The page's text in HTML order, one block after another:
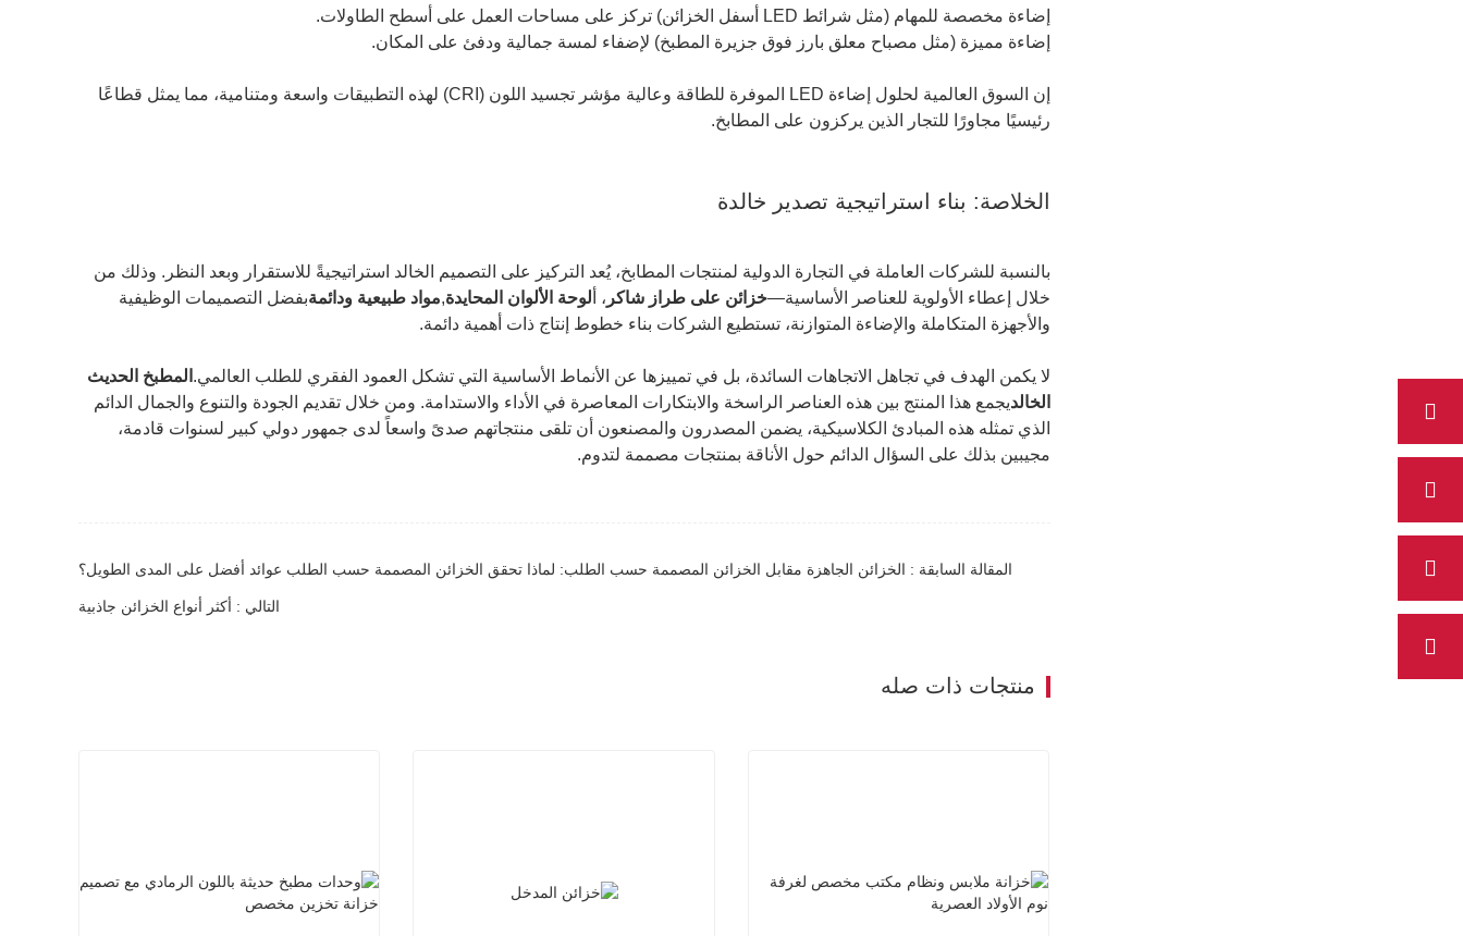
إضاءة مخصصة للمهام (مثل شرائط LED أسفل الخزائن) تركز على مساحات العمل على أسطح الطاولات.
إضاءة مميزة (مثل مصباح معلق بارز فوق جزيرة المطبخ) لإضفاء لمسة جمالية ودفئ على المكان.
إن السوق العالمية لحلول إضاءة LED الموفرة للطاقة وعالية مؤشر تجسيد اللون (CRI) لهذه التطبيقات واسعة ومتنامية، مما يمثل قطاعًا
رئيسيًا مجاورًا للتجار الذين يركزون على المطابخ.
الخلاصة: بناء استراتيجية تصدير خالدة
بالنسبة للشركات العاملة في التجارة الدولية لمنتجات المطابخ، يُعد التركيز على التصميم الخالد استراتيجيةً للاستقرار وبعد النظر. وذلك من
خلال إعطاء الأولوية للعناصر الأساسية—خزائن على طراز شاكر ، أ لوحة الألوان المحايدة,مواد طبيعية ودائمةبفضل التصميمات الوظيفية
والأجهزة المتكاملة والإضاءة المتوازنة، تستطيع الشركات بناء خطوط إنتاج ذات أهمية دائمة.
لا يكمن الهدف في تجاهل الاتجاهات السائدة، بل في تمييزها عن الأنماط الأساسية التي تشكل العمود الفقري للطلب العالمي. المطبخ الحديث
الخالديجمع هذا المنتج بين هذه العناصر الراسخة والابتكارات المعاصرة في الأداء والاستدامة. ومن خلال تقديم الجودة والتنوع والجمال الدائم
الذي تمثله هذه المبادئ الكلاسيكية، يضمن المصدرون والمصنعون أن تلقى منتجاتهم صدىً واسعاً لدى جمهور دولي كبير لسنوات قادمة،
مجيبين بذلك على السؤال الدائم حول الأناقة بمنتجات مصممة لتدوم.
المقالة السابقة : الخزائن الجاهزة مقابل الخزائن المصممة حسب الطلب: لماذا تحقق الخزائن المصممة حسب الطلب عوائد أفضل على المدى الطويل؟
التالي : أكثر أنواع الخزائن جاذبية
منتجات ذات صله